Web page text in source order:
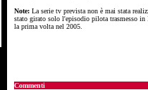
Note: La serie tv prevista non è mai stata
stato girato solo l'episodio pilota trasmesso in
la prima volta nel 2005.
Commenti